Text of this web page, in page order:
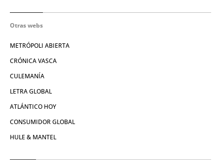
Otras webs
METRÓPOLI ABIERTA
CRÓNICA VASCA
CULEMANÍA
LETRA GLOBAL
ATLÁNTICO HOY
CONSUMIDOR GLOBAL
HULE & MANTEL